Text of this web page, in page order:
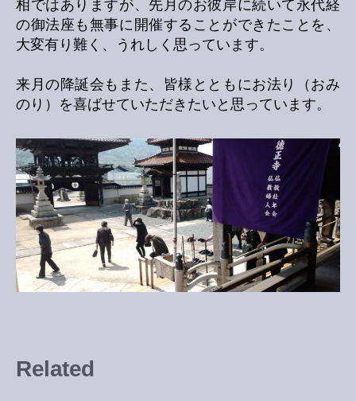
相ではありますが、先月のお彼岸に続いて永代経
の御法座も無事に開催することができたことを、
大変有り難く、うれしく思っています。
来月の降誕会もまた、皆様とともにお法り（おみ
のり）を喜ばせていただきたいと思っています。
Related